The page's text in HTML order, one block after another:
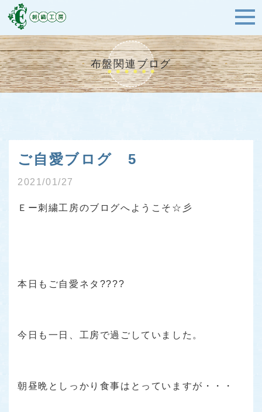
布盤関連ブログ
ご自愛ブログ 5
2021/01/27
Ｅー刺繍工房のブログへようこそ☆彡
本日もご自愛ネタ????
今日も一日、工房で過ごしていました。
朝昼晩としっかり食事はとっていますが・・・